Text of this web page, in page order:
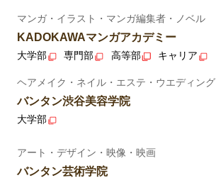
マンガ・イラスト・マンガ編集者・ノベル
KADOKAWAマンガアカデミー
大学部 専門部 高等部 キャリア
ヘアメイク・ネイル・エステ・ウエディング
バンタン渋谷美容学院
大学部
アート・デザイン・映像・映画
バンタン芸術学院